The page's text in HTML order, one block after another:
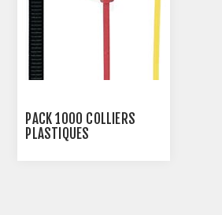
PACK 1000 COLLIERS
PLASTIQUES